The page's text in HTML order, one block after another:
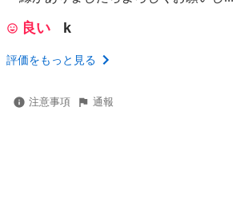
良い k
評価をもっと見る
注意事項 通報